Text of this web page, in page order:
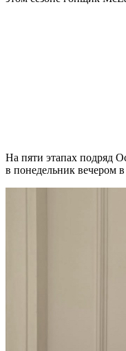
На пяти этапах подряд
в понедельник вечером